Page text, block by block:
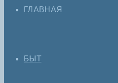
ГЛАВНАЯ
БЫТ